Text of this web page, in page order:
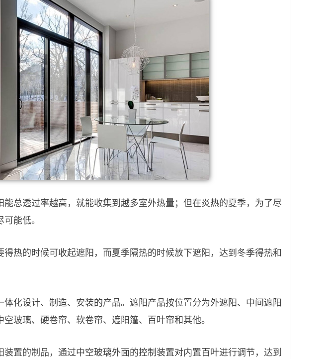
总透过率越高，就能收集到越多室外热量；但在炎热的夏季，为了尽
能低。
热的时候可收起遮阳，而夏季隔热的时候放下遮阳，达到冬季得热和
化设计、制造、安装的产品。遮阳产品按位置分为外遮阳、中间遮阳
玻璃、硬卷帘、软卷帘、遮阳篷、百叶帘和其他。
置的制品，通过中空玻璃外面的控制装置对内置百叶进行调节，达到